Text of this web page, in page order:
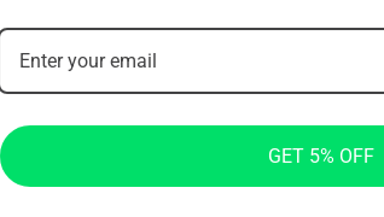
GET 5% OFF